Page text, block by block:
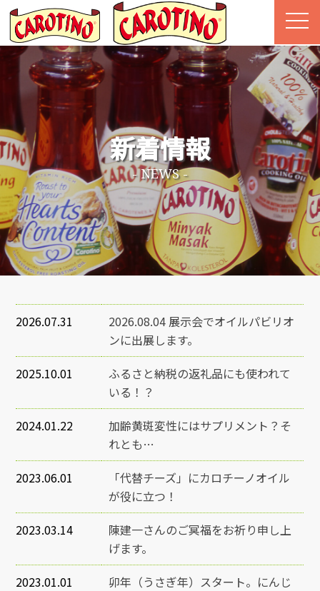
Home
カロチーノについて
商品情報
ストーリー
レシピ
Q&A
その他商品
新着情報
- NEWS -
2026.07.31
2026.08.04 展示会でオイルパビリオ
ンに出展します。
2025.10.01
ふるさと納税の返礼品にも使われて
いる！？
2024.01.22
加齢黄斑変性にはサプリメント？そ
れとも…
2023.06.01
「代替チーズ」にカロチーノオイル
が役に立つ！
2023.03.14
陳建一さんのご冥福をお祈り申し上
げます。
2023.01.01
卯年（うさぎ年）スタート。にんじ